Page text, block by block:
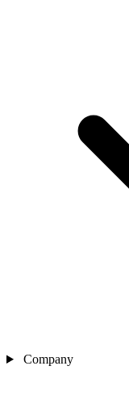
Company